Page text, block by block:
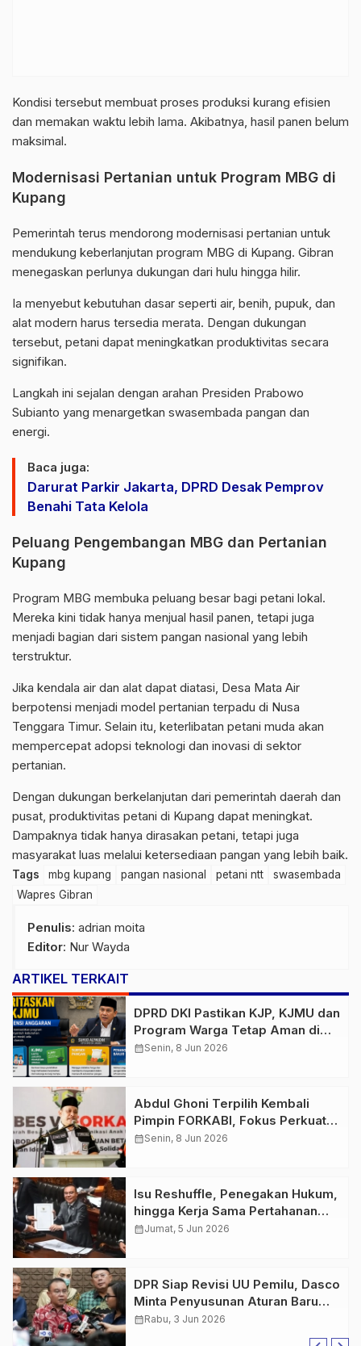
Kondisi tersebut membuat proses produksi kurang efisien
dan memakan waktu lebih lama. Akibatnya, hasil panen belum
maksimal.
Modernisasi Pertanian untuk Program MBG di
Kupang
Pemerintah terus mendorong modernisasi pertanian untuk
mendukung keberlanjutan program MBG di Kupang. Gibran
menegaskan perlunya dukungan dari hulu hingga hilir.
Ia menyebut kebutuhan dasar seperti air, benih, pupuk, dan
alat modern harus tersedia merata. Dengan dukungan
tersebut, petani dapat meningkatkan produktivitas secara
signifikan.
Langkah ini sejalan dengan arahan Presiden Prabowo
Subianto yang menargetkan swasembada pangan dan
energi.
Baca juga:
Darurat Parkir Jakarta, DPRD Desak Pemprov
Benahi Tata Kelola
Peluang Pengembangan MBG dan Pertanian
Kupang
Program MBG membuka peluang besar bagi petani lokal.
Mereka kini tidak hanya menjual hasil panen, tetapi juga
menjadi bagian dari sistem pangan nasional yang lebih
terstruktur.
Jika kendala air dan alat dapat diatasi, Desa Mata Air
berpotensi menjadi model pertanian terpadu di Nusa
Tenggara Timur. Selain itu, keterlibatan petani muda akan
mempercepat adopsi teknologi dan inovasi di sektor
pertanian.
Dengan dukungan berkelanjutan dari pemerintah daerah dan
pusat, produktivitas petani di Kupang dapat meningkat.
Dampaknya tidak hanya dirasakan petani, tetapi juga
masyarakat luas melalui ketersediaan pangan yang lebih baik.
Tags mbg kupang pangan nasional petani ntt
swasembada
Wapres Gibran
Penulis: adrian moita
Editor: Nur Wayda
ARTIKEL TERKAIT
DPRD DKI Pastikan KJP, KJMU dan
Program Warga Tetap Aman di
Tengah Efisiensi Anggaran
calendar_monthSenin, 8 Jun 2026
Abdul Ghoni Terpilih Kembali
Pimpin FORKABI, Fokus Perkuat
Persatuan dan Budaya Betawi
calendar_monthSenin, 8 Jun 2026
Isu Reshuffle, Penegakan Hukum,
hingga Kerja Sama Pertahanan
Warnai Agenda Politik Nasional
calendar_monthJumat, 5 Jun 2026
DPR Siap Revisi UU Pemilu, Dasco
Minta Penyusunan Aturan Baru
Tak Mudah Digugat
calendar_monthRabu, 3 Jun 2026